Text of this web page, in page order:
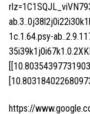
1c.1.64.psy-
https://